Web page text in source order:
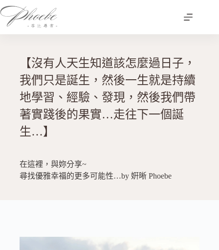
跳
至
【沒有人天生知道該怎麼過日子，
我們只是誕生，然後一生就是持續
地學習、經驗、發現，然後我們帶
著實踐後的果實…走往下一個誕
生…】
在這裡，與妳分享~
尋找優雅幸福的更多可能性…by 姸晰 Phoebe